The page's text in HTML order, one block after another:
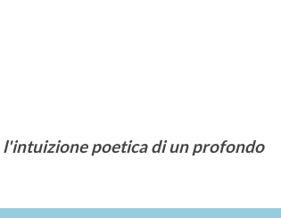
l'intuizione poetica di un profondo